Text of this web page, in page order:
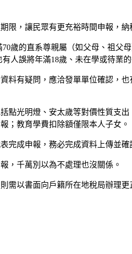
，讓民眾有更充裕時間申報，
歲的直系尊親屬（如父母、祖父
人誤將年滿18歲、未在學或待業
有疑問，應洽發單單位確認，
點光明燈、安太歲等對價性質支
；教育學費扣除額僅限本人子女。
成申報，務必完成資料上傳並
，千萬別以為不處理也沒關係。
需以書面向戶籍所在地稅局辦理更